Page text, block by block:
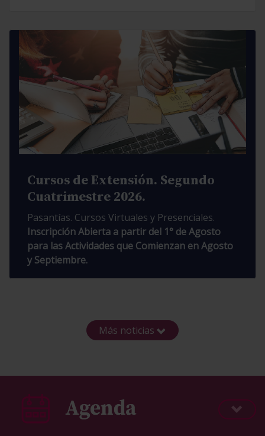
Cursos de Extensión. Segundo
Cuatrimestre 2026.
Pasantías. Cursos Virtuales y Presenciales.
Inscripción Abierta a partir del 1° de Agosto
para las Actividades que Comienzan en Agosto
y Septiembre.
Más noticias